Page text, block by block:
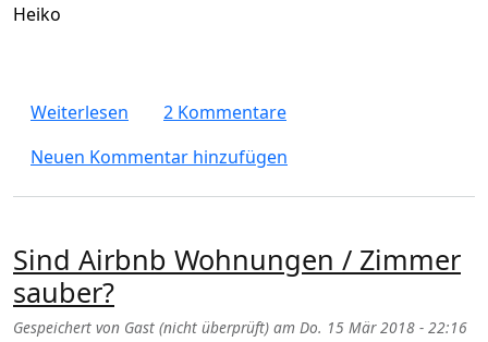
Heiko
Weiterlesen über Wie kann ich meine Wohnung in
2 Kommentare
Neuen Kommentar hinzufügen
Sind Airbnb Wohnungen / Zimmer
sauber?
Gespeichert von Gast (nicht überprüft) am Do. 15 Mär 2018 - 22:16